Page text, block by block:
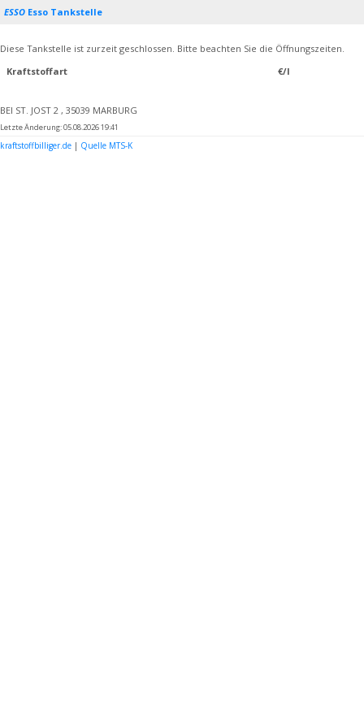
ESSO Esso Tankstelle
Diese Tankstelle ist zurzeit geschlossen. Bitte beachten Sie die Öffnungszeiten.
Kraftstoffart
€/l
BEI ST. JOST 2 , 35039 MARBURG
Letzte Änderung: 05.08.2026 19:41
kraftstoffbilliger.de | Quelle MTS-K